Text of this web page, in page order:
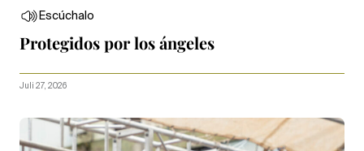
Escúchalo
Protegidos por los ángeles
Juli 27, 2026